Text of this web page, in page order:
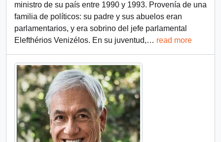
ministro de su país entre 1990 y 1993. Provenía de una
familia de políticos: su padre y sus abuelos eran
parlamentarios, y era sobrino del jefe parlamental
Elefthérios Venizélos. En su juventud,… read more